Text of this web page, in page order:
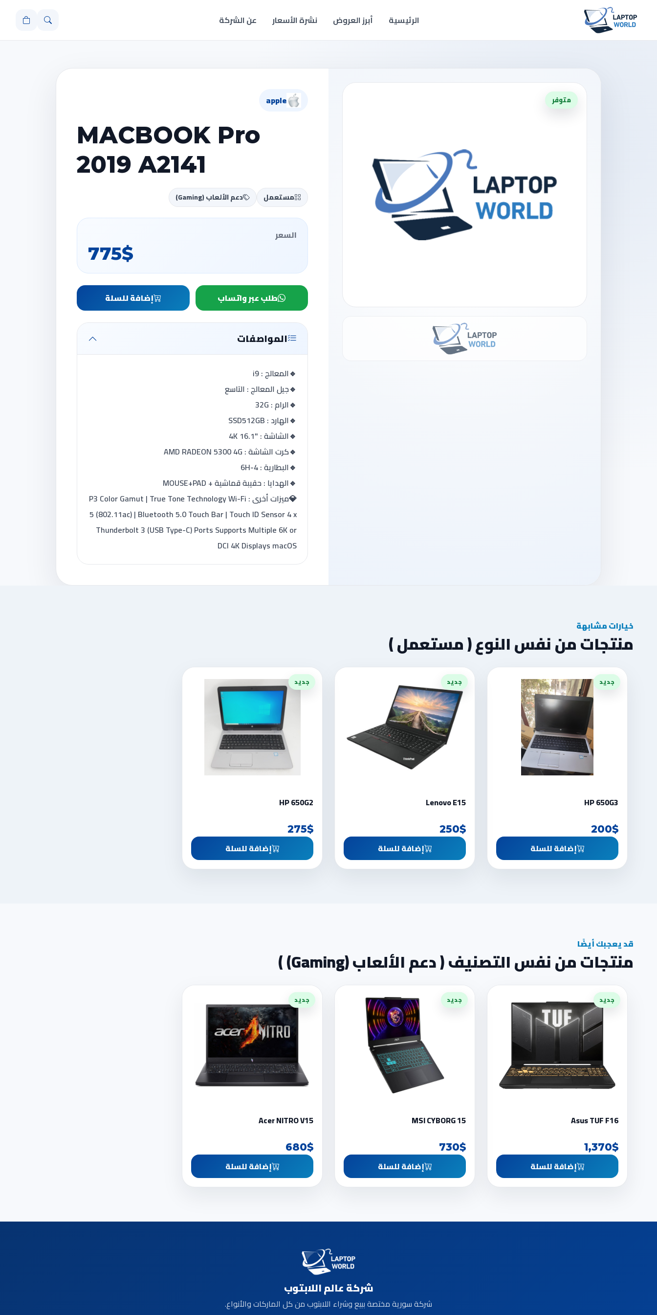
الرئيسية أبرز العروض نشرة الأسعار عن الشركة
متوفر apple
MACBOOK Pro
2019 A2141
مستعمل دعم الألعاب (Gaming)
السعر
775$
طلب عبر واتساب إضافة للسلة
المواصفات
💎ميزات أخرى : P3 Color Gamut | True Tone Technology Wi-Fi
5 (802.11ac) | Bluetooth 5.0 Touch Bar | Touch ID Sensor 4 x
Thunderbolt 3 (USB Type-C) Ports Supports Multiple 6K or
DCI 4K Displays macOS
خيارات مشابهة
منتجات من نفس النوع ( مستعمل )
جديد
HP 650G3
200$
إضافة للسلة
جديد
Lenovo E15
250$
إضافة للسلة
جديد
HP 650G2
275$
إضافة للسلة
قد يعجبك أيضًا
منتجات من نفس التصنيف ( دعم الألعاب (Gaming) )
جديد
Asus TUF F16
1,370$
إضافة للسلة
جديد
MSI CYBORG 15
730$
إضافة للسلة
جديد
Acer NITRO V15
680$
إضافة للسلة
شركة عالم اللابتوب
شركة سورية مختصة ببيع وشراء اللابتوب من كل الماركات والأنواع.